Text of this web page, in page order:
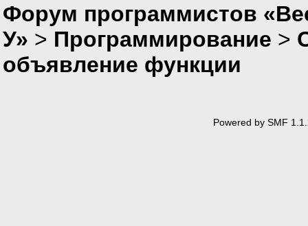
Форум программистов
У» > Программирование >
объявление функции
Powered by SMF